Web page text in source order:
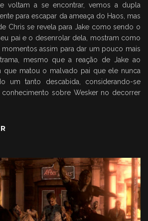
voltam a se encontrar, vemos a dupla
para escapar da ameaça do Haos, mas
Chris se revela para Jake como sendo o
pai e o desenrolar dela, mostram como
assim para dar um pouco mais
mesmo que a reação de Jake ao
que matou o malvado pai que ele nunca
um tanto descabida, considerando-se
sobre Wesker no decorrer